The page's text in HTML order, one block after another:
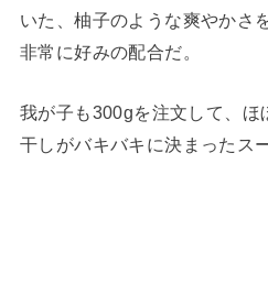
いた、柚子のような爽やかさ
非常に好みの配合だ。
我が子も300gを注文して、ほ
干しがバキバキに決まったス